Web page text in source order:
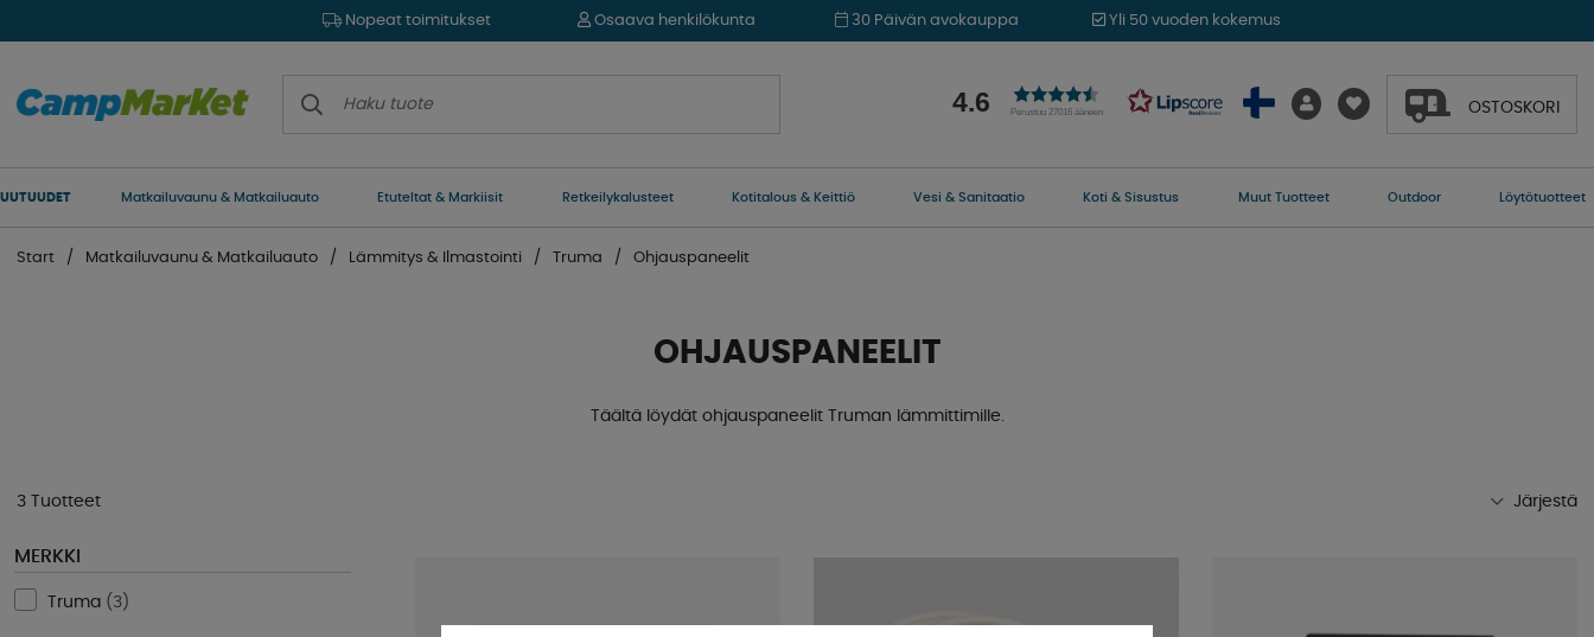
Nopeat toimitukset Osaava henkilökunta 30 Päivän avokauppa Yli 50 vuoden kokemus
4.6 Perustuu 27016 ääneen OSTOSKORI
UUTUUDET Matkailuvaunu & Matkailuauto Etuteltat & Markiisit Retkeilykalusteet Kotitalous & Keittiö Vesi & Sanitaatio Koti & Sisustus Muut Tuotteet Outdoor Löytötuotteet
Start Matkailuvaunu & Matkailuauto Lämmitys & Ilmastointi Truma Ohjauspaneelit
OHJAUSPANEELIT
Täältä löydät ohjauspaneelit Truman lämmittimille.
Järjestä
3 Tuotteet
MERKKI
Truma ( 3)